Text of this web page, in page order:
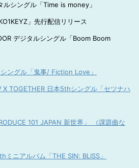
シングル「Time is money」
」先行配信リリース
デジタルシングル「Boom Boom
ングル「鬼事/ Fiction Love」
X TOGETHER 日本5thシングル「セツナハ
101 JAPAN 新世界」 （課題曲な
ミニアルバム「THE SIN: BLISS」